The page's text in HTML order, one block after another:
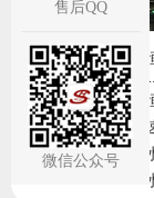
电机无
环控制
从而维
售后QQ
微信公众号